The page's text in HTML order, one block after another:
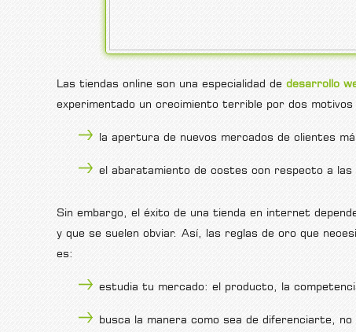
Las tiendas online son una especialidad de desarrollo
experimentado un crecimiento terrible por dos motivos
la apertura de nuevos mercados de clientes
el abaratamiento de costes con respecto a las
Sin embargo, el éxito de una tienda en internet
y que se suelen obviar. Así, las reglas de oro que
es:
estudia tu mercado: el producto, la
busca la manera como sea de diferenciarte,